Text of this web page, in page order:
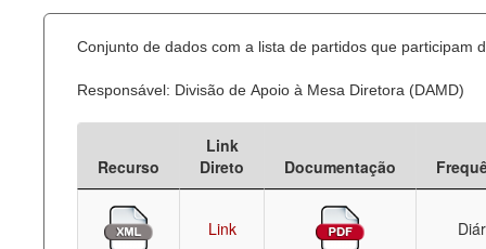
Conjunto de dados com a lista de partidos que participam
Responsável: Divisão de Apoio à Mesa Diretora (DAMD)
Recurso
Link
Direto
Documentação
Link